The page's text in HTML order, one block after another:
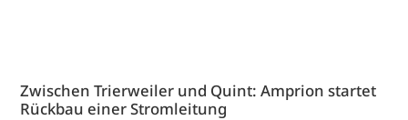
Zwischen Trierweiler und Quint: Amprion startet
Rückbau einer Stromleitung